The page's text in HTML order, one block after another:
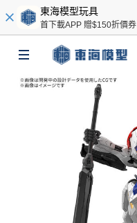
東海模型玩具
首下載APP 贈$150折價券